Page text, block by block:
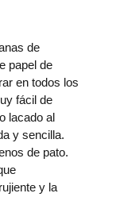
de
papel de
en todos los
fácil de
lacado al
y sencilla.
de pato.
y la